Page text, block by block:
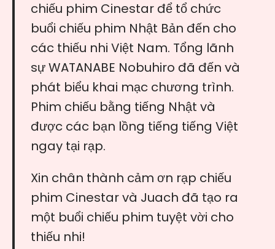
chiếu phim Cinestar để tổ chức
buổi chiếu phim Nhật Bản đến cho
các thiếu nhi Việt Nam. Tổng lãnh
sự WATANABE Nobuhiro đã đến và
phát biểu khai mạc chương trình.
Phim chiếu bằng tiếng Nhật và
được các bạn lồng tiếng tiếng Việt
ngay tại rạp.
Xin chân thành cảm ơn rạp chiếu
phim Cinestar và Juach đã tạo ra
một buổi chiếu phim tuyệt vời cho
thiếu nhi!